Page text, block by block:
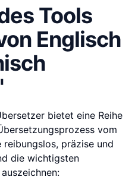
Tools
Englisch
bietet eine Reihe
vom
reibungslos, präzise und
die wichtigsten